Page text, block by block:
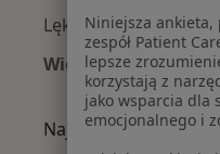
Lęki w Warszawie
Więcej (15)
Więcej w
Najpopularniejsze
Niniejsza ankieta,
zespół Patient
lepsze
korzystają z
jako wsparcia dla
emocjonalnego i